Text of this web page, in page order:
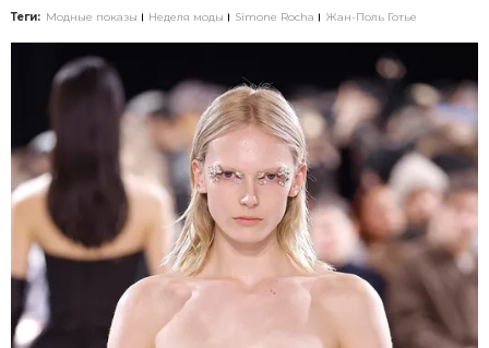
Теги: Модные показы Неделя моды Simone Rocha Жан-Поль Готье